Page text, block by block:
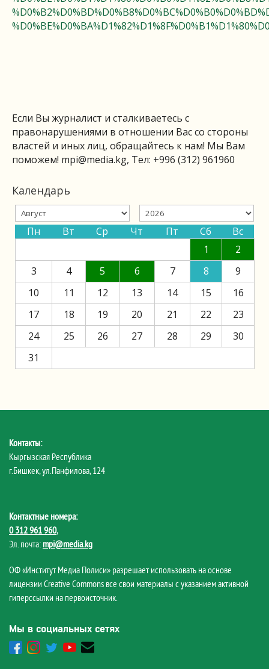
Если Вы журналист и сталкиваетесь с
правонарушениями в отношении Вас со стороны
властей и иных лиц, обращайтесь к нам! Мы Вам
поможем! mpi@media.kg, Тел: +996 (312) 961960
Календарь
Пн Вт Ср Чт Пт Сб
Вс
1
2
3
4 5 6 7 8
9
10
11 12 13 14 15
16
17
18 19 20 21 22
23
24
25 26 27 28 29
30
31
Контакты:
Кыргызская Республика
г.Бишкек, ул.Панфилова, 124
Контактные номера:
0 312 961 960,
Эл. почта: mpi@media.kg
ОФ «Институт Медиа Полиси» разрешает использовать на основе
лицензии Creative Commons все свои материалы с указанием активной
гиперссылки на первоисточник.
Мы в социальных сетях